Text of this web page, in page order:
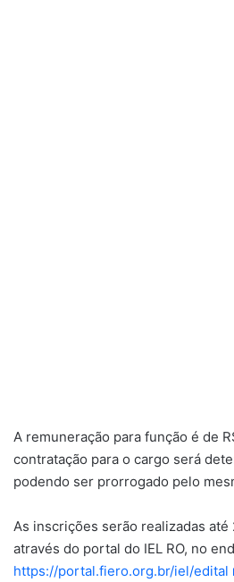
A remuneração para função é de
contratação para o cargo será
podendo ser prorrogado pelo
As inscrições serão realizadas
através do portal do IEL RO, no
https://portal.fiero.org.br/iel/edital